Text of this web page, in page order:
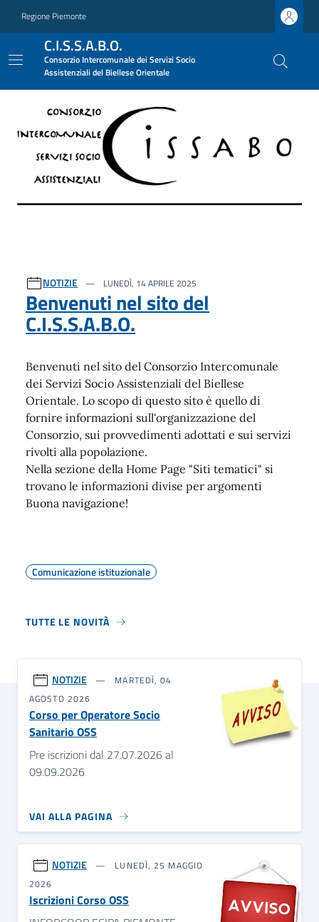
Regione Piemonte
C.I.S.S.A.B.O.
Consorzio Intercomunale dei Servizi Socio
Assistenziali del Biellese Orientale
Ultime notizie
NOTIZIE LUNEDÌ, 14 APRILE 2025
Benvenuti nel sito del
C.I.S.S.A.B.O.
Benvenuti nel sito del Consorzio Intercomunale
dei Servizi Socio Assistenziali del Biellese
Orientale. Lo scopo di questo sito è quello di
fornire informazioni sull'organizzazione del
Consorzio, sui provvedimenti adottati e sui servizi
rivolti alla popolazione.
Nella sezione della Home Page "Siti tematici" si
trovano le informazioni divise per argomenti
Buona navigazione!
Comunicazione istituzionale
TUTTE LE NOVITÀ
NOTIZIE
MARTEDÌ, 04
AGOSTO 2026
Corso per Operatore Socio
Sanitario OSS
Pre iscrizioni dal 27.07.2026 al
09.09.2026
VAI ALLA PAGINA
NOTIZIE
LUNEDÌ, 25 MAGGIO
2026
Iscrizioni Corso OSS